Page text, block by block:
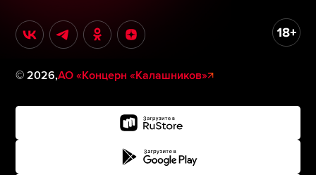
©2026,АО «Концерн «Калашников»